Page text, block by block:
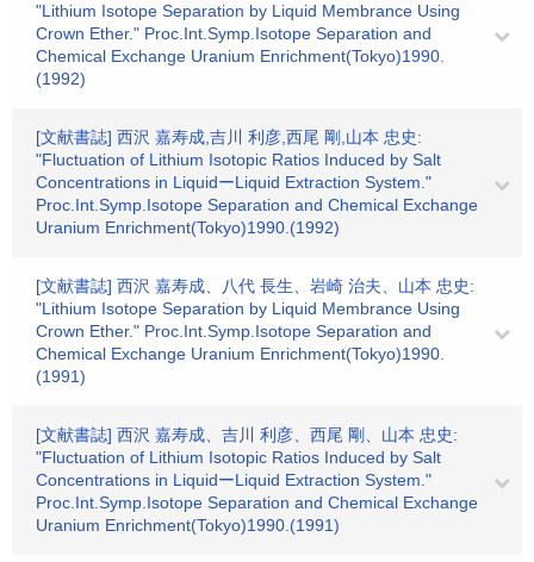
"Lithium Isotope Separation by Liquid Membrance Using
Crown Ether." Proc.Int.Symp.Isotope Separation and
Chemical Exchange Uranium Enrichment(Tokyo)1990.
(1992)
[文献書誌] 西沢 嘉寿成,吉川 利彦,西尾 剛,山本 忠史:
"Fluctuation of Lithium Isotopic Ratios Induced by Salt
Concentrations in LiquidーLiquid Extraction System."
Proc.Int.Symp.Isotope Separation and Chemical Exchange
Uranium Enrichment(Tokyo)1990.(1992)
[文献書誌] 西沢 嘉寿成、八代 長生、岩崎 治夫、山本 忠史:
"Lithium Isotope Separation by Liquid Membrance Using
Crown Ether." Proc.Int.Symp.Isotope Separation and
Chemical Exchange Uranium Enrichment(Tokyo)1990.
(1991)
[文献書誌] 西沢 嘉寿成、吉川 利彦、西尾 剛、山本 忠史:
"Fluctuation of Lithium Isotopic Ratios Induced by Salt
Concentrations in LiquidーLiquid Extraction System."
Proc.Int.Symp.Isotope Separation and Chemical Exchange
Uranium Enrichment(Tokyo)1990.(1991)